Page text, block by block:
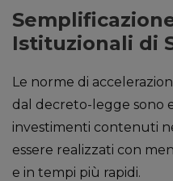
Istituzionali di
Le norme di
dal decreto-legge sono
investimenti contenuti
essere realizzati con
e in tempi più rapidi.